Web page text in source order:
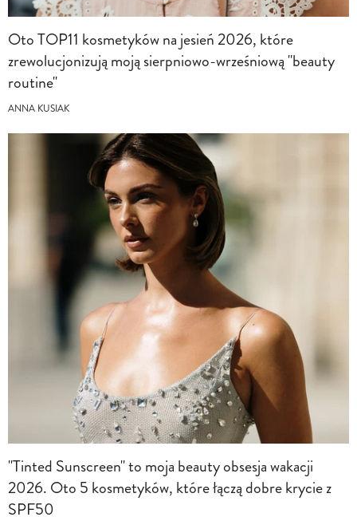
Oto TOP11 kosmetyków na jesień 2026, które
zrewolucjonizują moją sierpniowo-wrześniową "beauty
routine"
ANNA KUSIAK
"Tinted Sunscreen" to moja beauty obsesja wakacji
2026. Oto 5 kosmetyków, które łączą dobre krycie z
SPF50